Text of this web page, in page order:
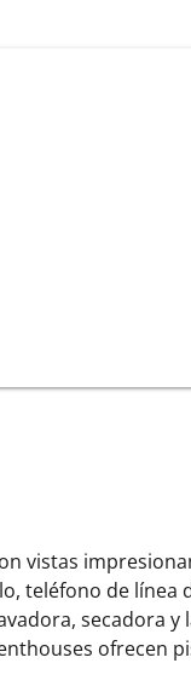
vistas
teléfono de línea
secadora y
ofrecen